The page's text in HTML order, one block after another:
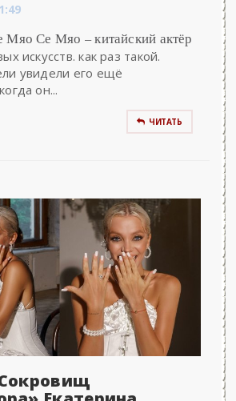
Мяо Се Мяо – китайский актёр
искусств. как раз такой.
увидели его ещё
он...
ЧИТАТЬ